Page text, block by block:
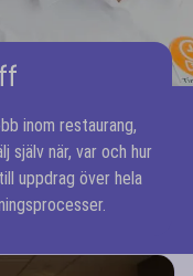
inom restaurang,
själv när, var och hur
uppdrag över hela